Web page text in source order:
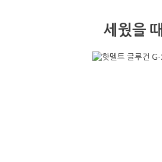
세웠을 때